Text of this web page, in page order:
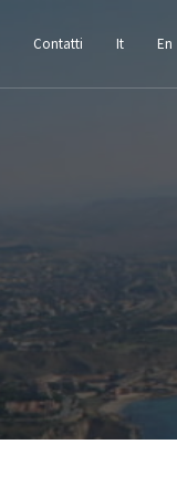
Contatti It En